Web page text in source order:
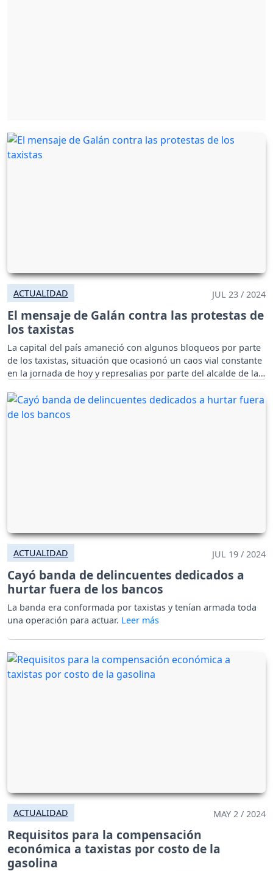
ACTUALIDAD JUL 23 / 2024
El mensaje de Galán contra las protestas de
los taxistas
La capital del país amaneció con algunos bloqueos por parte
de los taxistas, situación que ocasionó un caos vial constante
en la jornada de hoy y represalias por parte del alcalde de la
ACTUALIDAD JUL 19 / 2024
Cayó banda de delincuentes dedicados a
hurtar fuera de los bancos
La banda era conformada por taxistas y tenían armada toda
una operación para actuar.
ACTUALIDAD MAY 2 / 2024
Requisitos para la compensación
económica a taxistas por costo de la
gasolina